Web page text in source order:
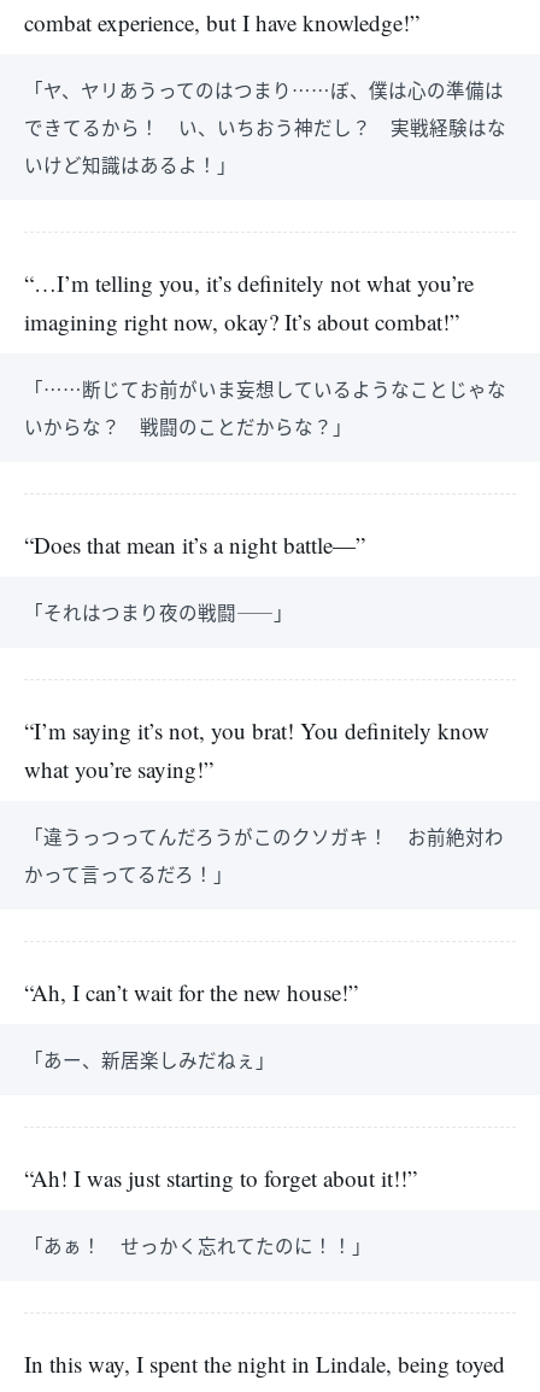
combat experience, but I have knowledge!”
「ヤ、ヤリあうってのはつまり……ぼ、僕は心の準備は
できてるから！ い、いちおう神だし？ 実戦経験はな
いけど知識はあるよ！」
“…I’m telling you, it’s definitely not what you’re
imagining right now, okay? It’s about combat!”
「……断じてお前がいま妄想しているようなことじゃな
いからな？ 戦闘のことだからな？」
“Does that mean it’s a night battle—”
「それはつまり夜の戦闘――」
“I’m saying it’s not, you brat! You definitely know
what you’re saying!”
「違うっつってんだろうがこのクソガキ！ お前絶対わ
かって言ってるだろ！」
“Ah, I can’t wait for the new house!”
「あー、新居楽しみだねぇ」
“Ah! I was just starting to forget about it!!”
「あぁ！ せっかく忘れてたのに！！」
In this way, I spent the night in Lindale, being toyed